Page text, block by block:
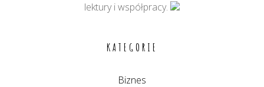
lektury i współpracy.
KATEGORIE
Biznes